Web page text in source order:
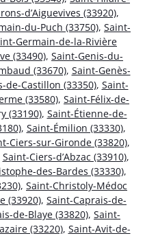
d’Aiguevives (33920),
du-Puch (33750), Saint-
Germain-de-la-Rivière
(33490), Saint-Genis-du-
(33670), Saint-Genès-
de-Castillon (33350), Saint-
(33580), Saint-Félix-de-
(33190), Saint-Étienne-de-
, Saint-Émilion (33330),
Ciers-sur-Gironde (33820),
Saint-Ciers-d’Abzac (33910),
des-Bardes (33330),
, Saint-Christoly-Médoc
(33920), Saint-Caprais-de-
de-Blaye (33820), Saint-
(33220), Saint-Avit-de-